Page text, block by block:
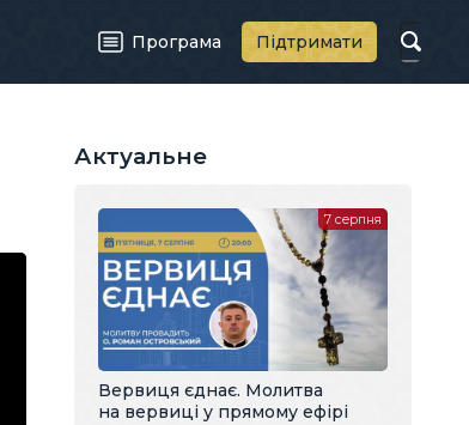
Програма Підтримати
Актуальне
Вервиця єднає. Молитва
на вервиці у прямому ефірі
7 серпня